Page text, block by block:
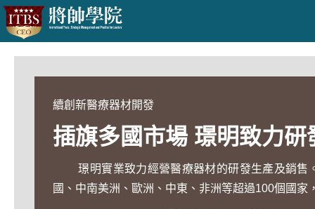
續創新醫療器材開發
插旗多國市場 璟明致力研
璟明實業致力經營醫療器材的研發生產及銷
國、中南美洲、歐洲、中東、非洲等超過100個國家